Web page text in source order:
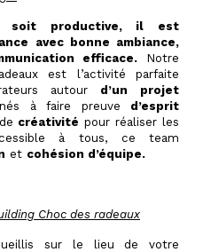
soit productive, il est
avec bonne ambiance,
efficace. Notre
est l’activité parfaite
autour d’un projet
à faire preuve d’esprit
créativité pour réaliser les
à tous, ce team
et cohésion d’équipe.
Choc des radeaux
sur le lieu de votre